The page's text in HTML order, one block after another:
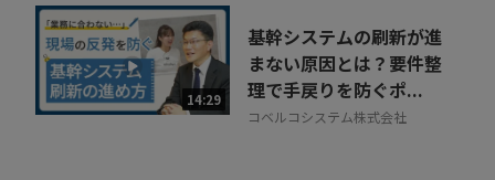
14:29
基幹システムの刷新が進
まない原因とは？要件整
理で手戻りを防ぐポ...
コベルコシステム株式会社